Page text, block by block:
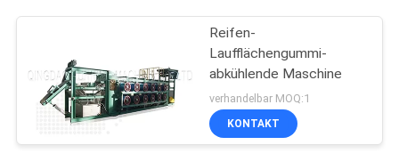
Reifen-
Laufflächengummi-
abkühlende Maschine
verhandelbar MOQ:1
KONTAKT